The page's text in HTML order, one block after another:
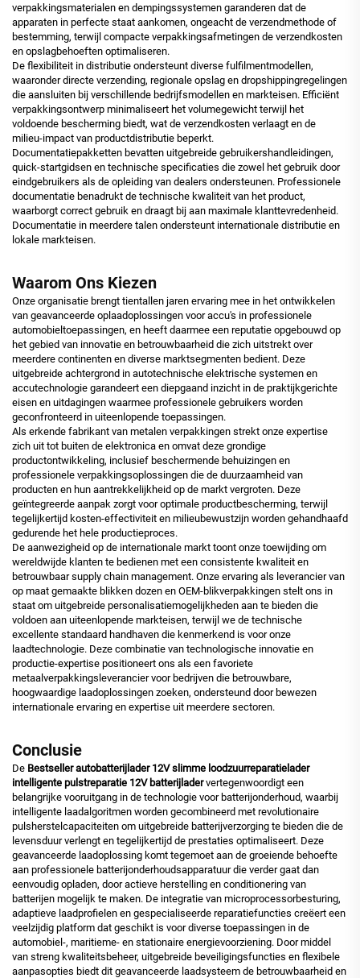
verpakkingsmaterialen en dempingssystemen garanderen dat de
apparaten in perfecte staat aankomen, ongeacht de verzendmethode of
bestemming, terwijl compacte verpakkingsafmetingen de verzendkosten
en opslagbehoeften optimaliseren.
De flexibiliteit in distributie ondersteunt diverse fulfilmentmodellen,
waaronder directe verzending, regionale opslag en dropshippingregelingen
die aansluiten bij verschillende bedrijfsmodellen en markteisen. Efficiënt
verpakkingsontwerp minimaliseert het volumegewicht terwijl het
voldoende bescherming biedt, wat de verzendkosten verlaagt en de
milieu-impact van productdistributie beperkt.
Documentatiepakketten bevatten uitgebreide gebruikershandleidingen,
quick-startgidsen en technische specificaties die zowel het gebruik door
eindgebruikers als de opleiding van dealers ondersteunen. Professionele
documentatie benadrukt de technische kwaliteit van het product,
waarborgt correct gebruik en draagt bij aan maximale klanttevredenheid.
Documentatie in meerdere talen ondersteunt internationale distributie en
lokale markteisen.
Waarom Ons Kiezen
Onze organisatie brengt tientallen jaren ervaring mee in het ontwikkelen
van geavanceerde oplaadoplossingen voor accu's in professionele
automobieltoepassingen, en heeft daarmee een reputatie opgebouwd op
het gebied van innovatie en betrouwbaarheid die zich uitstrekt over
meerdere continenten en diverse marktsegmenten bedient. Deze
uitgebreide achtergrond in autotechnische elektrische systemen en
accutechnologie garandeert een diepgaand inzicht in de praktijkgerichte
eisen en uitdagingen waarmee professionele gebruikers worden
geconfronteerd in uiteenlopende toepassingen.
Als erkende fabrikant van metalen verpakkingen strekt onze expertise
zich uit tot buiten de elektronica en omvat deze grondige
productontwikkeling, inclusief beschermende behuizingen en
professionele verpakkingsoplossingen die de duurzaamheid van
producten en hun aantrekkelijkheid op de markt vergroten. Deze
geïntegreerde aanpak zorgt voor optimale productbescherming, terwijl
tegelijkertijd kosten-effectiviteit en milieubewustzijn worden gehandhaafd
gedurende het hele productieproces.
De aanwezigheid op de internationale markt toont onze toewijding om
wereldwijde klanten te bedienen met een consistente kwaliteit en
betrouwbaar supply chain management. Onze ervaring als leverancier van
op maat gemaakte blikken dozen en OEM-blikverpakkingen stelt ons in
staat om uitgebreide personalisatiemogelijkheden aan te bieden die
voldoen aan uiteenlopende markteisen, terwijl we de technische
excellente standaard handhaven die kenmerkend is voor onze
laadtechnologie. Deze combinatie van technologische innovatie en
productie-expertise positioneert ons als een favoriete
metaalverpakkingsleverancier voor bedrijven die betrouwbare,
hoogwaardige laadoplossingen zoeken, ondersteund door bewezen
internationale ervaring en expertise uit meerdere sectoren.
Conclusie
De Bestseller autobatterijlader 12V slimme loodzuurreparatielader
intelligente pulstreparatie 12V batterijladervertegenwoordigt een
belangrijke vooruitgang in de technologie voor batterijonderhoud, waarbij
intelligente laadalgoritmen worden gecombineerd met revolutionaire
pulsherstelcapaciteiten om uitgebreide batterijverzorging te bieden die de
levensduur verlengt en tegelijkertijd de prestaties optimaliseert. Deze
geavanceerde laadoplossing komt tegemoet aan de groeiende behoefte
aan professionele batterijonderhoudsapparatuur die verder gaat dan
eenvoudig opladen, door actieve herstelling en conditionering van
batterijen mogelijk te maken. De integratie van microprocessorbesturing,
adaptieve laadprofielen en gespecialiseerde reparatiefuncties creëert een
veelzijdig platform dat geschikt is voor diverse toepassingen in de
automobiel-, maritieme- en stationaire energievoorziening. Door middel
van streng kwaliteitsbeheer, uitgebreide beveiligingsfuncties en flexibele
aanpasopties biedt dit geavanceerde laadsysteem de betrouwbaarheid en